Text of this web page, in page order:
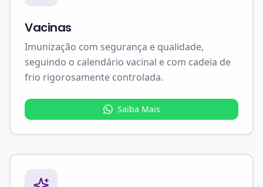
Vacinas
Imunização com segurança e qualidade,
seguindo o calendário vacinal e com cadeia de
frio rigorosamente controlada.
Saiba Mais